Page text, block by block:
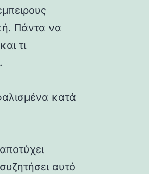
Πάντα να
τι
κατά
αυτό